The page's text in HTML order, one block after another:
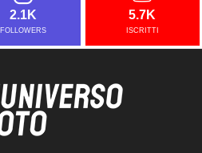
2.1K
FOLLOWERS
5.7K
ISCRITTI